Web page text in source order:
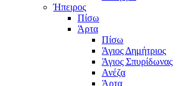
Ήπειρος
Πίσω
Άρτα
Πίσω
Άγιος Δημήτριος
Άγιος Σπυρίδωνας
Ανέζα
Άρτα